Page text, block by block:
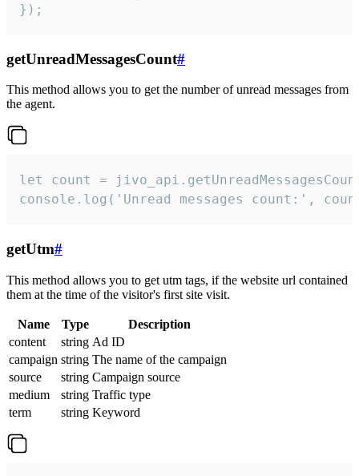
});
getUnreadMessagesCount#
This method allows you to get the number of unread messages from
the agent.
let count =
console.log('Unread messages count:',
getUtm#
This method allows you to get utm tags, if the website url contained
them at the time of the visitor's first site visit.
Name Type
Description
content
string Ad ID
campaign string The name of the campaign
source
string Campaign source
medium
string Traffic type
term
string Keyword